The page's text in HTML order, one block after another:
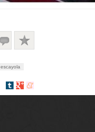
escayola
Compartir
Compartir
Compartir